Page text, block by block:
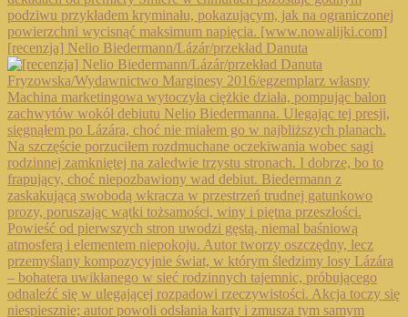
[recenzja] Nelio Biedermann/Lázár/przekład Danuta